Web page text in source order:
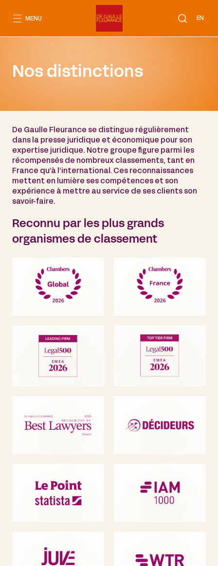
EN
MENU
Nos distinctions
De Gaulle Fleurance se distingue régulièrement
dans la presse juridique et économique pour son
expertise juridique. Notre groupe figure parmi les
récompensés de nombreux classements, tant en
France qu’à l’international. Ces reconnaissances
mettent en lumière ses compétences et son
expérience à mettre au service de ses clients son
savoir-faire.
Reconnu par les plus grands
organismes de classement